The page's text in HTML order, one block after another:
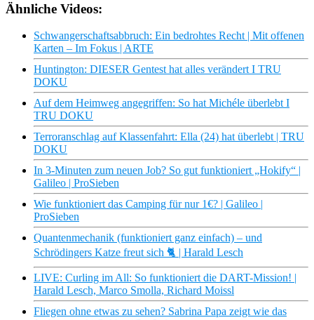
Ähnliche Videos:
Schwangerschaftsabbruch: Ein bedrohtes Recht | Mit offenen
Karten – Im Fokus | ARTE
Huntington: DIESER Gentest hat alles verändert I TRU
DOKU
Auf dem Heimweg angegriffen: So hat Michéle überlebt I
TRU DOKU
Terroranschlag auf Klassenfahrt: Ella (24) hat überlebt | TRU
DOKU
In 3-Minuten zum neuen Job? So gut funktioniert „Hokify“ |
Galileo | ProSieben
Wie funktioniert das Camping für nur 1€? | Galileo |
ProSieben
Quantenmechanik (funktioniert ganz einfach) – und
Schrödingers Katze freut sich 🐈 | Harald Lesch
LIVE: Curling im All: So funktioniert die DART-Mission! |
Harald Lesch, Marco Smolla, Richard Moissl
Fliegen ohne etwas zu sehen? Sabrina Papa zeigt wie das